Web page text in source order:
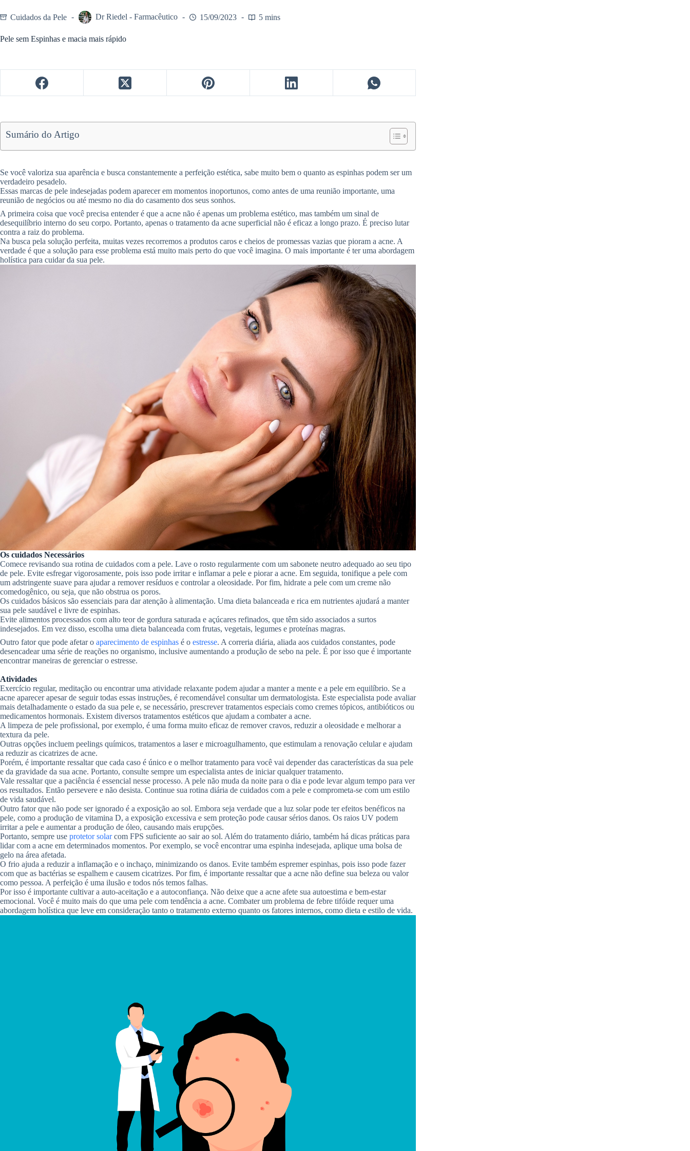
Cuidados da Pele Dr Riedel - Farmacêutico 15/09/2023 5 mins
Pele sem Espinhas e macia mais rápido
Sumário do Artigo
Se você valoriza sua aparência e busca constantemente a perfeição estética, sabe muito bem o quanto as espinhas podem ser um
verdadeiro pesadelo.
Essas marcas de pele indesejadas podem aparecer em momentos inoportunos, como antes de uma reunião importante, uma
reunião de negócios ou até mesmo no dia do casamento dos seus sonhos.
A primeira coisa que você precisa entender é que a acne não é apenas um problema estético, mas também um sinal de
desequilíbrio interno do seu corpo. Portanto, apenas o tratamento da acne superficial não é eficaz a longo prazo. É preciso lutar
contra a raiz do problema.
Na busca pela solução perfeita, muitas vezes recorremos a produtos caros e cheios de promessas vazias que pioram a acne. A
verdade é que a solução para esse problema está muito mais perto do que você imagina. O mais importante é ter uma abordagem
holística para cuidar da sua pele.
Os cuidados Necessários
Comece revisando sua rotina de cuidados com a pele. Lave o rosto regularmente com um sabonete neutro adequado ao seu tipo
de pele. Evite esfregar vigorosamente, pois isso pode irritar e inflamar a pele e piorar a acne. Em seguida, tonifique a pele com
um adstringente suave para ajudar a remover resíduos e controlar a oleosidade. Por fim, hidrate a pele com um creme não
comedogênico, ou seja, que não obstrua os poros.
Os cuidados básicos são essenciais para dar atenção à alimentação. Uma dieta balanceada e rica em nutrientes ajudará a manter
sua pele saudável e livre de espinhas.
Evite alimentos processados ​​com alto teor de gordura saturada e açúcares refinados, que têm sido associados a surtos
indesejados. Em vez disso, escolha uma dieta balanceada com frutas, vegetais, legumes e proteínas magras.
Outro fator que pode afetar o aparecimento de espinhas é o estresse. A correria diária, aliada aos cuidados constantes, pode
desencadear uma série de reações no organismo, inclusive aumentando a produção de sebo na pele. É por isso que é importante
encontrar maneiras de gerenciar o estresse.
Atividades
Exercício regular, meditação ou encontrar uma atividade relaxante podem ajudar a manter a mente e a pele em equilíbrio. Se a
acne aparecer apesar de seguir todas essas instruções, é recomendável consultar um dermatologista. Este especialista pode avaliar
mais detalhadamente o estado da sua pele e, se necessário, prescrever tratamentos especiais como cremes tópicos, antibióticos ou
medicamentos hormonais. Existem diversos tratamentos estéticos que ajudam a combater a acne.
A limpeza de pele profissional, por exemplo, é uma forma muito eficaz de remover cravos, reduzir a oleosidade e melhorar a
textura da pele.
Outras opções incluem peelings químicos, tratamentos a laser e microagulhamento, que estimulam a renovação celular e ajudam
a reduzir as cicatrizes de acne.
Porém, é importante ressaltar que cada caso é único e o melhor tratamento para você vai depender das características da sua pele
e da gravidade da sua acne. Portanto, consulte sempre um especialista antes de iniciar qualquer tratamento.
Vale ressaltar que a paciência é essencial nesse processo. A pele não muda da noite para o dia e pode levar algum tempo para ver
os resultados. Então persevere e não desista. Continue sua rotina diária de cuidados com a pele e comprometa-se com um estilo
de vida saudável.
Outro fator que não pode ser ignorado é a exposição ao sol. Embora seja verdade que a luz solar pode ter efeitos benéficos na
pele, como a produção de vitamina D, a exposição excessiva e sem proteção pode causar sérios danos. Os raios UV podem
irritar a pele e aumentar a produção de óleo, causando mais erupções.
Portanto, sempre use protetor solarcom FPS suficiente ao sair ao sol. Além do tratamento diário, também há dicas práticas para
lidar com a acne em determinados momentos. Por exemplo, se você encontrar uma espinha indesejada, aplique uma bolsa de
gelo na área afetada.
O frio ajuda a reduzir a inflamação e o inchaço, minimizando os danos. Evite também espremer espinhas, pois isso pode fazer
com que as bactérias se espalhem e causem cicatrizes. Por fim, é importante ressaltar que a acne não define sua beleza ou valor
como pessoa. A perfeição é uma ilusão e todos nós temos falhas.
Por isso é importante cultivar a auto-aceitação e a autoconfiança. Não deixe que a acne afete sua autoestima e bem-estar
emocional. Você é muito mais do que uma pele com tendência a acne. Combater um problema de febre tifóide requer uma
abordagem holística que leve em consideração tanto o tratamento externo quanto os fatores internos, como dieta e estilo de vida.